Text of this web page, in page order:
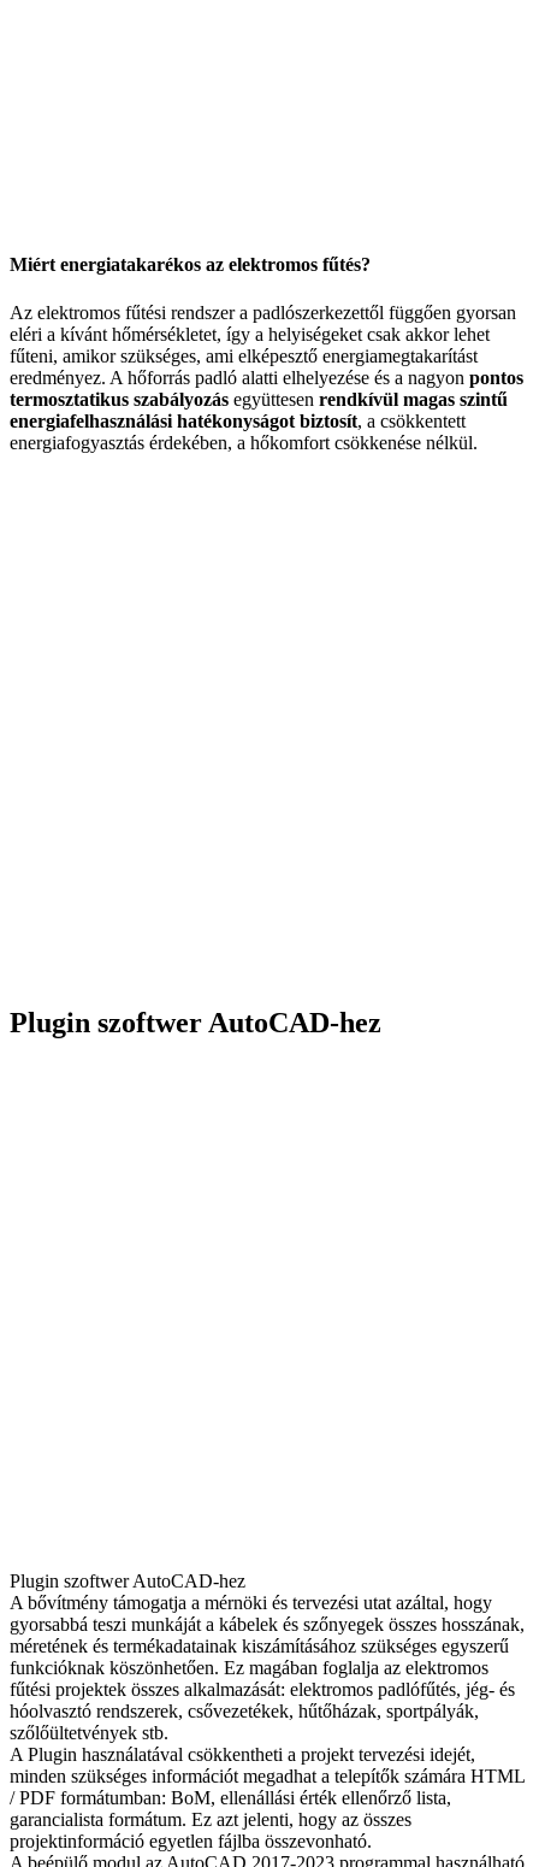
Miért energiatakarékos az elektromos fűtés?
Az elektromos fűtési rendszer a padlószerkezettől függően gyorsan
eléri a kívánt hőmérsékletet, így a helyiségeket csak akkor lehet
fűteni, amikor szükséges, ami elképesztő energiamegtakarítást
eredményez. A hőforrás padló alatti elhelyezése és a nagyon pontos
termosztatikus szabályozás együttesen rendkívül magas szintű
energiafelhasználási hatékonyságot biztosít, a csökkentett
energiafogyasztás érdekében, a hőkomfort csökkenése nélkül.
Plugin szoftwer AutoCAD-hez
Plugin szoftwer AutoCAD-hez
A bővítmény támogatja a mérnöki és tervezési utat azáltal, hogy
gyorsabbá teszi munkáját a kábelek és szőnyegek összes hosszának,
méretének és termékadatainak kiszámításához szükséges egyszerű
funkcióknak köszönhetően. Ez magában foglalja az elektromos
fűtési projektek összes alkalmazását: elektromos padlófűtés, jég- és
hóolvasztó rendszerek, csővezetékek, hűtőházak, sportpályák,
szőlőültetvények stb.
A Plugin használatával csökkentheti a projekt tervezési idejét,
minden szükséges információt megadhat a telepítők számára HTML
/ PDF formátumban: BoM, ellenállási érték ellenőrző lista,
garancialista formátum. Ez azt jelenti, hogy az összes
projektinformáció egyetlen fájlba összevonható.